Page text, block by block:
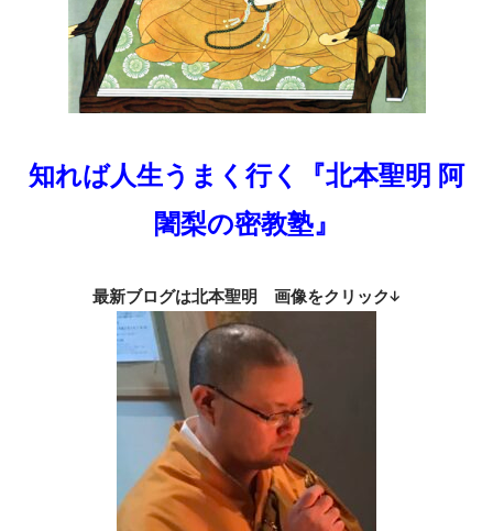
知れば人生うまく行く『北本聖明 阿
闍梨の密教塾』
最新ブログは北本聖明 画像をクリック↓